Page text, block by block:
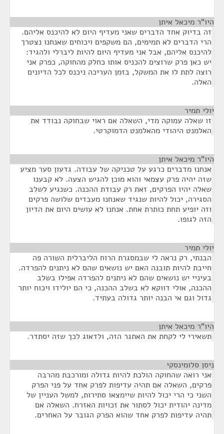
היו"ר מיכאל איתן
זה בדיוק אחד הדברים שאני מעדיף היום לא להיכנס אליהם.
הרי הדברים לא תמימים, הם משקפים ויכוחים שאנחנו נצטרך
להיכנס אליהם, אבל אני מעדיף היום להיות ליברלי ולהגיד:
יש כאן פרק שרוצים להכניס אותו כחלק מהחוקה, כפרק אני
רוצה לתת לו את המשקל, בזמן העריכה ניכנס לכל הדיונים
האלה.
יולי תמיר
זו שאלה עמוקה מדי, השאלה אם ראוי שבחוקה נבודד את
האלמנט היהודי מהאלמנט הדמוקרטי.
היו"ר מיכאל איתן
אנחנו מדברים כרגע על טכניקה של עבודה. גדעון סער מציע
שזה יהיה פרק עצמאי והוא מוכן להגיש הצעה. לא קבענו
שאלה יהיו הפרקים, זאת רק עבודת ההכנה. כשנגיע לשלב
הסגירה, יכול להיות שנגיד שאנחנו מעבדים שלושה פרקים
וזה יופיע תחת כותרת אחת. אנחנו לא עושים היום את הדיון
הזה לגופו.
יולי תמיר
הבנתי, רק נראה לי שבמסגרת הרוח הליברלית השורה פה
חייבת להיות תובנה האם יש נושאים שהם לא ניתנים להפרדה.
בעיניי יש נושאים שהם לא ניתנים להפרדה אפילו בשלב
ההכנה, אולי דווקא לא בשלב ההכנה, כי הם יולידו ויכוח יותר
גדול וגם אי הבנה יותר גדולה בעתיד.
היו"ר מיכאל איתן
תשאירי לי לקחת את האתגר הזה, ולדאוג לכך שזה יסתדר.
ניסן סלומינסקי
אני רואה שהחוקה הולכת להיות גדולה ומורכבת מהרבה
פרקים, השאלה אם תהיה עדיפות לפרק אחד על פני הפרק
השני כי הרי יכול להיות שיימצאו סתירות, למשל העניין של
מדינה יהודית יכול לסתור את זכויות האזרח. השאלה אם
תהיה עדיפות לפרק אחד שהוא הפרק הגובר על האחרים.